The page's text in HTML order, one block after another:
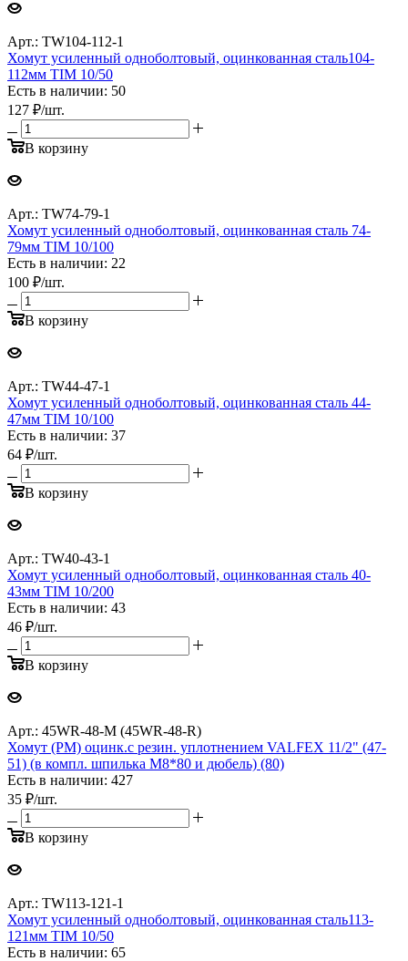
Арт.: TW104-112-1
Хомут усиленный одноболтовый, оцинкованная сталь104-
112мм TIM 10/50
Есть в наличии: 50
127 ₽/шт.
В корзину
Арт.: TW74-79-1
Хомут усиленный одноболтовый, оцинкованная сталь 74-
79мм TIM 10/100
Есть в наличии: 22
100 ₽/шт.
В корзину
Арт.: TW44-47-1
Хомут усиленный одноболтовый, оцинкованная сталь 44-
47мм TIM 10/100
Есть в наличии: 37
64 ₽/шт.
В корзину
Арт.: TW40-43-1
Хомут усиленный одноболтовый, оцинкованная сталь 40-
43мм TIM 10/200
Есть в наличии: 43
46 ₽/шт.
В корзину
Арт.: 45WR-48-М (45WR-48-R)
Хомут (РМ) оцинк.с резин. уплотнением VALFEX 11/2" (47-
51) (в компл. шпилька М8*80 и дюбель) (80)
Есть в наличии: 427
35 ₽/шт.
В корзину
Арт.: TW113-121-1
Хомут усиленный одноболтовый, оцинкованная сталь113-
121мм TIM 10/50
Есть в наличии: 65